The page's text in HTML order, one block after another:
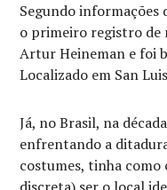
Segundo informações
o primeiro registro de
Artur Heineman e foi
Localizado em San
Já, no Brasil, na
enfrentando a
costumes, tinha como